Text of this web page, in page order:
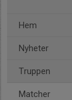
Hem
Nyheter
Truppen
Matcher